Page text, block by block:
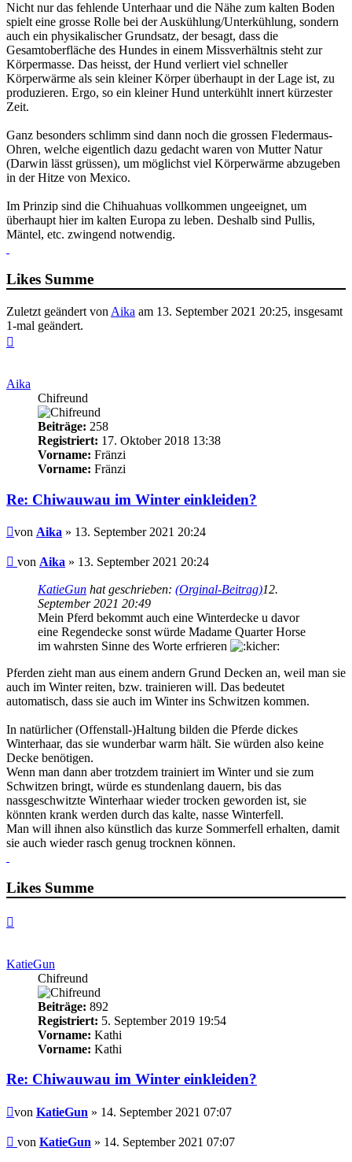
Nicht nur das fehlende Unterhaar und die Nähe zum kalten Boden
spielt eine grosse Rolle bei der Auskühlung/Unterkühlung, sondern
auch ein physikalischer Grundsatz, der besagt, dass die
Gesamtoberfläche des Hundes in einem Missverhältnis steht zur
Körpermasse. Das heisst, der Hund verliert viel schneller
Körperwärme als sein kleiner Körper überhaupt in der Lage ist, zu
produzieren. Ergo, so ein kleiner Hund unterkühlt innert kürzester
Zeit.
Ganz besonders schlimm sind dann noch die grossen Fledermaus-
Ohren, welche eigentlich dazu gedacht waren von Mutter Natur
(Darwin lässt grüssen), um möglichst viel Körperwärme abzugeben
in der Hitze von Mexico.
Im Prinzip sind die Chihuahuas vollkommen ungeeignet, um
überhaupt hier im kalten Europa zu leben. Deshalb sind Pullis,
Mäntel, etc. zwingend notwendig.
Likes Summe
Zuletzt geändert von Aika am 13. September 2021 20:25, insgesamt
1-mal geändert.
Aika
Chifreund
Beiträge: 258
Registriert: 17. Oktober 2018 13:38
Vorname: Fränzi
Vorname: Fränzi
Re: Chiwauwau im Winter einkleiden?
Beitrag
von Aika » 13. September 2021 20:24
Beitrag
von Aika » 13. September 2021 20:24
KatieGun hat geschrieben: (Orginal-Beitrag)12.
September 2021 20:49
Mein Pferd bekommt auch eine Winterdecke u davor
eine Regendecke sonst würde Madame Quarter Horse
im wahrsten Sinne des Worte erfrieren
Pferden zieht man aus einem andern Grund Decken an, weil man sie
auch im Winter reiten, bzw. trainieren will. Das bedeutet
automatisch, dass sie auch im Winter ins Schwitzen kommen.
In natürlicher (Offenstall-)Haltung bilden die Pferde dickes
Winterhaar, das sie wunderbar warm hält. Sie würden also keine
Decke benötigen.
Wenn man dann aber trotzdem trainiert im Winter und sie zum
Schwitzen bringt, würde es stundenlang dauern, bis das
nassgeschwitzte Winterhaar wieder trocken geworden ist, sie
könnten krank werden durch das kalte, nasse Winterfell.
Man will ihnen also künstlich das kurze Sommerfell erhalten, damit
sie auch wieder rasch genug trocknen können.
Likes Summe
KatieGun
Chifreund
Beiträge: 892
Registriert: 5. September 2019 19:54
Vorname: Kathi
Vorname: Kathi
Re: Chiwauwau im Winter einkleiden?
Beitrag
von KatieGun » 14. September 2021 07:07
Beitrag
von KatieGun » 14. September 2021 07:07